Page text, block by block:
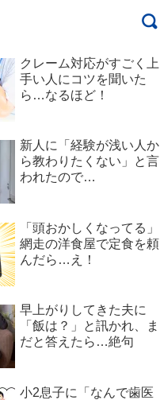
クレーム対応がすごく上
手い人にコツを聞いた
ら…なるほど！
新人に「経験が浅い人か
ら教わりたくない」と言
われたので…
「頭おかしくなってる」
網走の洋食屋で定食を頼
んだら…え！
早上がりしてきた夫に
「飯は？」と訊かれ、ま
だと答えたら…絶句
小2息子に「なんで歯医